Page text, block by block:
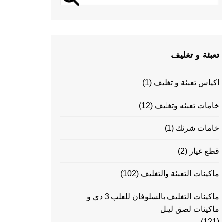
تعبئة و تغليف
اكياس تعبئة و تغليف (1)
خامات تعبئه وتغليف (12)
خامات شرنك (1)
قطع غيار (2)
ماكينات التعبئة والتغليف (102)
ماكينات التغليف بالسلوفان للعلب 3 دي و
ماكينات لصق ليبل